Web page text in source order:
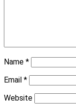
Name *
Email *
Website